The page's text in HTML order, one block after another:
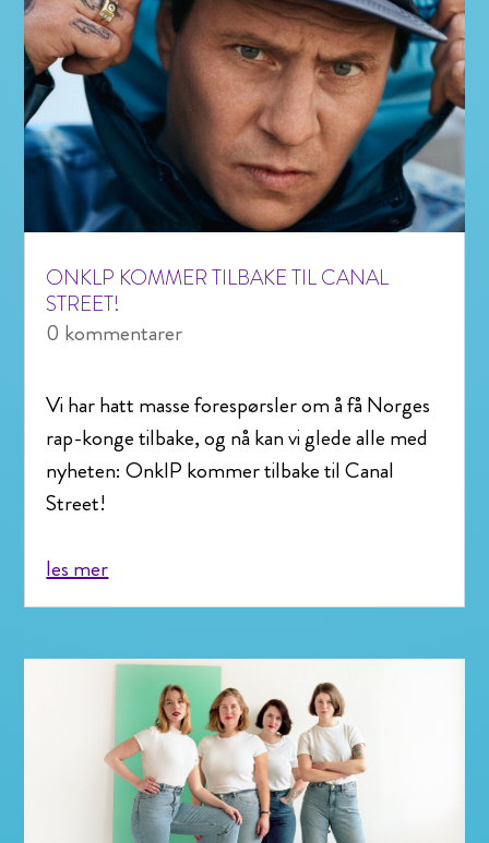
ONKLP KOMMER TILBAKE TIL CANAL
STREET!
0 kommentarer
Vi har hatt masse forespørsler om å få Norges
rap-konge tilbake, og nå kan vi glede alle med
nyheten: OnklP kommer tilbake til Canal
Street!
les mer